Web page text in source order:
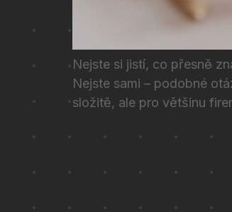
Nejste si jistí, co přesně
Nejste sami – podobné
složitě, ale pro většinu